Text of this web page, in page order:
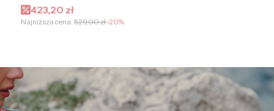
Cena promocyjna
423,20 zł
Najniższa cena: 529,00 zł-20%